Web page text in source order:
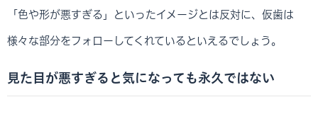
「色や形が悪すぎる」といったイメージとは反対に、仮歯は
様々な部分をフォローしてくれているといえるでしょう。
見た目が悪すぎると気になっても永久ではない